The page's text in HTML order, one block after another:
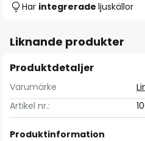
Har integrerade ljuskällor
Liknande produkter
Produktdetaljer
Varumärke
Artikel nr.:
Produktinformation